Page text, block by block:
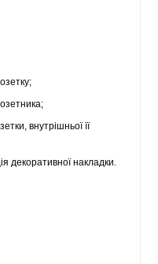
внутрішньої її
декоративної накладки.